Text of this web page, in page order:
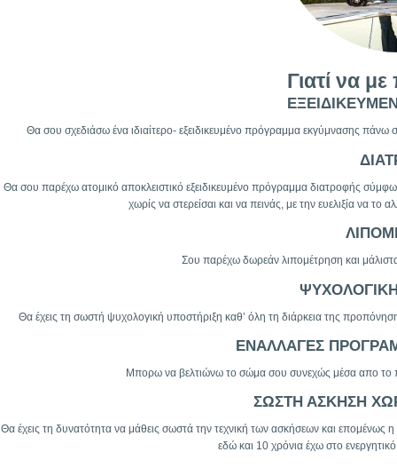
Γιατί να
Θα σου σχεδιάσω ένα ιδιαίτερο- εξειδικευμένο πρόγραμμα εκγύμνασης
Θα σου παρέχω ατομικό αποκλειστικό εξειδικευμένο πρόγραμμα διατροφής
χωρίς να στερείσαι και να πεινάς, με την ευελιξία να το
Σου παρέχω δωρεάν λιπομέτρηση και
Θα έχεις τη σωστή ψυχολογική υποστήριξη καθ’ όλη τη διάρκεια της
ΕΝΑΛΛΑΓΕΣ
Μπορω να βελτιώνω το σώμα σου συνεχώς μέσα απο το
ΣΩΣΤΗ ΑΣΚΗΣΗ
Θα έχεις τη δυνατότητα να μάθεις σωστά την τεχνική των ασκήσεων και
εδώ και 10 χρόνια έχω στο